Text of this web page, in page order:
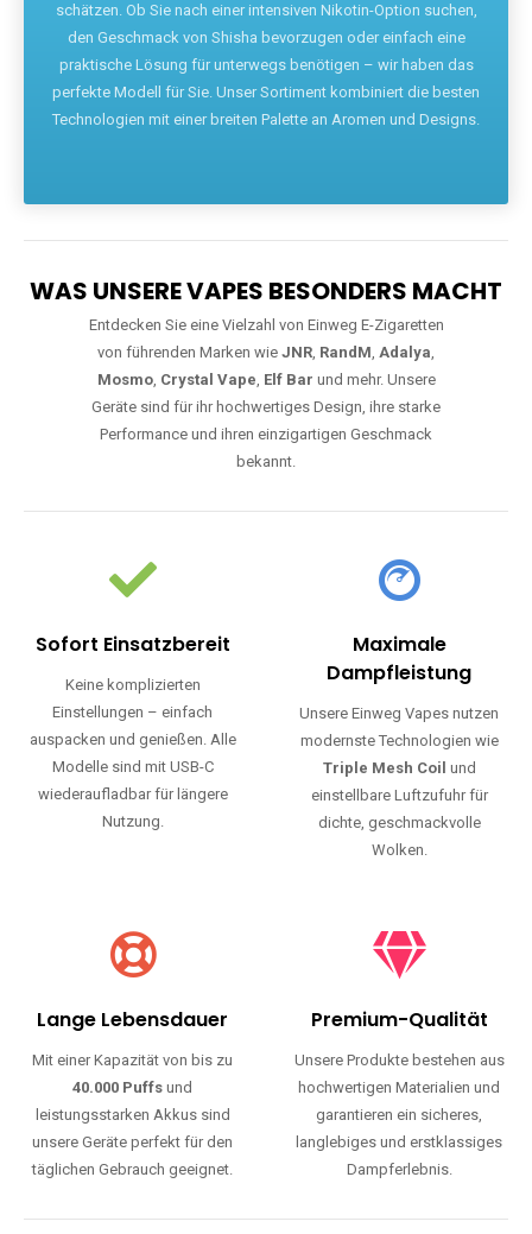
schätzen. Ob Sie nach einer intensiven Nikotin-Option suchen,
den Geschmack von Shisha bevorzugen oder einfach eine
praktische Lösung für unterwegs benötigen – wir haben das
perfekte Modell für Sie. Unser Sortiment kombiniert die besten
Technologien mit einer breiten Palette an Aromen und Designs.
WAS UNSERE VAPES BESONDERS MACHT
Entdecken Sie eine Vielzahl von Einweg E-Zigaretten
von führenden Marken wie JNR, RandM, Adalya,
Mosmo, Crystal Vape, Elf Bar und mehr. Unsere
Geräte sind für ihr hochwertiges Design, ihre starke
Performance und ihren einzigartigen Geschmack
bekannt.
Sofort Einsatzbereit
Keine komplizierten
Einstellungen – einfach
auspacken und genießen. Alle
Modelle sind mit USB-C
wiederaufladbar für längere
Nutzung.
Maximale
Dampfleistung
Unsere Einweg Vapes nutzen
modernste Technologien wie
Triple Mesh Coil und
einstellbare Luftzufuhr für
dichte, geschmackvolle
Wolken.
Lange Lebensdauer
Mit einer Kapazität von bis zu
40.000 Puffs und
leistungsstarken Akkus sind
unsere Geräte perfekt für den
täglichen Gebrauch geeignet.
Premium-Qualität
Unsere Produkte bestehen aus
hochwertigen Materialien und
garantieren ein sicheres,
langlebiges und erstklassiges
Dampferlebnis.